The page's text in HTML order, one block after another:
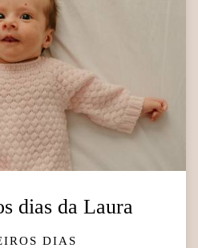
dias da Laura
DIAS